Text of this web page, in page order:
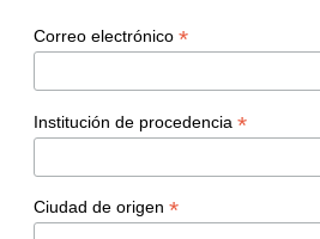
Correo electrónico *
Institución de procedencia *
Ciudad de origen *